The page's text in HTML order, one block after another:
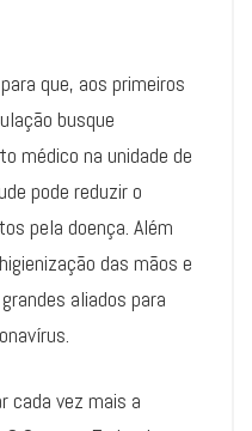
que, aos primeiros
busque
médico na unidade de
pode reduzir o
pela doença. Além
das mãos e
aliados para
cada vez mais a